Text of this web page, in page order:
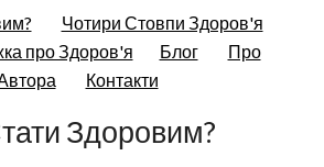
Чотири Стовпи Здоров'я
про Здоров'я
Блог
Про
Контакти
Здоровим?